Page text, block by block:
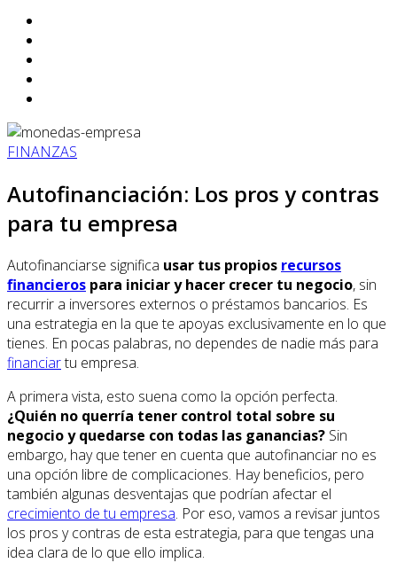
FINANZAS
Autofinanciación: Los pros y contras
para tu empresa
Autofinanciarse significa usar tus propios recursos
financieros para iniciar y hacer crecer tu negocio, sin
recurrir a inversores externos o préstamos bancarios. Es
una estrategia en la que te apoyas exclusivamente en lo que
tienes. En pocas palabras, no dependes de nadie más para
financiartu empresa.
A primera vista, esto suena como la opción perfecta.
¿Quién no querría tener control total sobre su
negocio y quedarse con todas las ganancias? Sin
embargo, hay que tener en cuenta que autofinanciar no es
una opción libre de complicaciones. Hay beneficios, pero
también algunas desventajas que podrían afectar el
crecimiento de tu empresa. Por eso, vamos a revisar juntos
los pros y contras de esta estrategia, para que tengas una
idea clara de lo que ello implica.